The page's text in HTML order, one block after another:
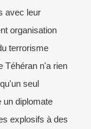
avec leur
organisation
terrorisme
Téhéran n'a rien
seul
un diplomate
explosifs à des